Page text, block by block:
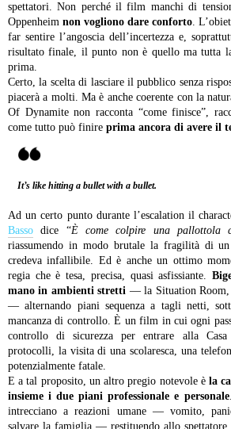
spettatori. Non perché il film manchi di
Oppenheim non vogliono dare conforto.
far sentire l’angoscia dell’incertezza e,
risultato finale, il punto non è quello ma tutta
prima.
Certo, la scelta di lasciare il pubblico senza
piacerà a molti. Ma è anche coerente con la
Of Dynamite non racconta “come finisce”,
come tutto può finire prima ancora di avere il
It’s like hitting a bullet with a bullet.
Ad un certo punto durante l’escalation il
Basso dice “È come colpire una pallottola
riassumendo in modo brutale la fragilità di
credeva infallibile. Ed è anche un ottimo
regia che è tesa, precisa, quasi asfissiante.
mano in ambienti stretti — la Situation Room,
— alternando piani sequenza a tagli netti,
mancanza di controllo. È un film in cui ogni
controllo di sicurezza per entrare alla
protocolli, la visita di una scolaresca, una
potenzialmente fatale.
E a tal proposito, un altro pregio notevole è la
insieme i due piani professionale e personale
intrecciano a reazioni umane — vomito,
salvare la famiglia — restituendo allo spettatore